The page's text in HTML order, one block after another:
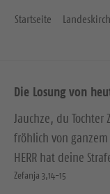
Startseite
Die Losung von
Jauchze, du
fröhlich von
HERR hat deine
Zefanja 3,14-15